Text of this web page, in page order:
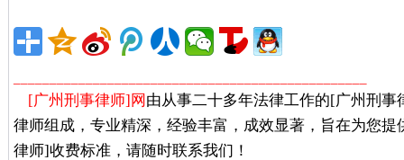
[广州刑事律师]网 由从事二十多年法律工作的[广州刑
律师组成，专业精深，经验丰富，成效显著，旨在为您
律师]收费标准，请随时联系我们！